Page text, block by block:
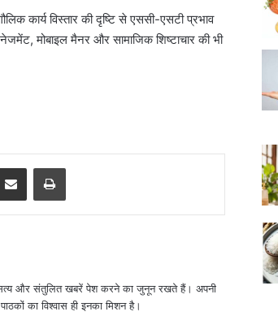
कार्य विस्तार की दृष्टि से एससी-एसटी प्रभाव
मोबाइल मैनर और सामाजिक शिष्टाचार की भी
Share via Email Print
सत्य और संतुलित खबरें पेश करने का जुनून रखते हैं। अपनी
का विश्वास ही इनका मिशन है।